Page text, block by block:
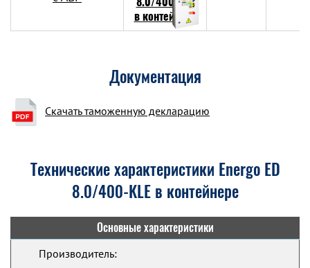
Документация
Скачать таможенную декларацию
Технические характеристики Energo ED
8.0/400-KLE в контейнере
Основные характеристики
Производитель: